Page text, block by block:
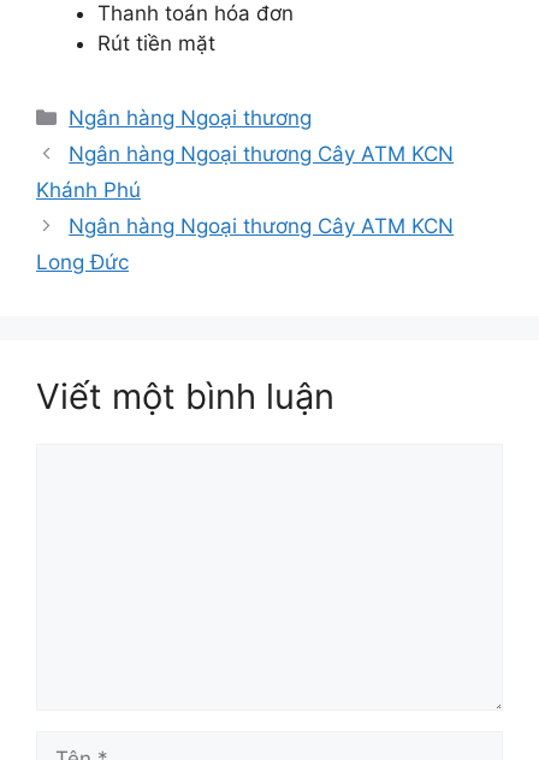
Thanh toán hóa đơn
Rút tiền mặt
Danh
mục
Ngân hàng Ngoại thương
Ngân hàng Ngoại thương Cây ATM KCN
Khánh Phú
Ngân hàng Ngoại thương Cây ATM KCN
Long Đức
Viết một bình luận
Tên